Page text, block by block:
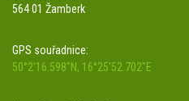
564 01 Žamberk
GPS souřadnice:
50°2'16.598"N, 16°25'52.702"E